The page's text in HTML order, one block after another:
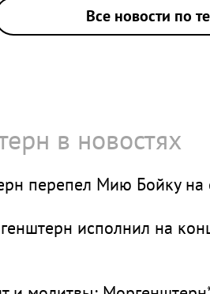
Все новости по
в новостях
перепел Мию Бойку на
исполнил на